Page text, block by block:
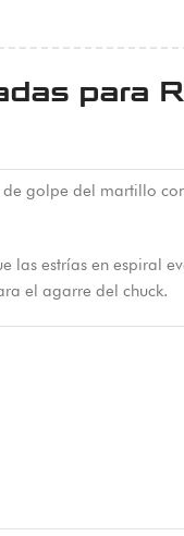
para
golpe del martillo
las estrías en
el agarre del chuck.